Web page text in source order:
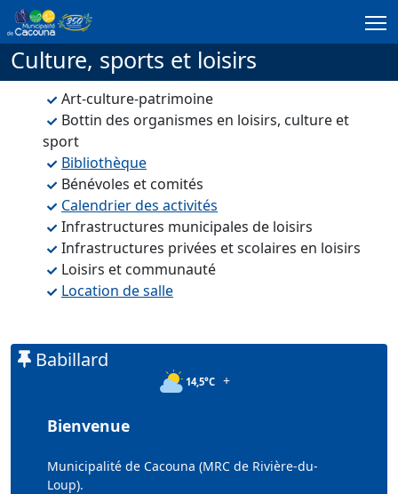
Passer au contenu principal
Culture, sports et loisirs
Art-culture-patrimoine
Bottin des organismes en loisirs, culture et
sport
Bibliothèque
Bénévoles et comités
Calendrier des activités
Infrastructures municipales de loisirs
Infrastructures privées et scolaires en loisirs
Loisirs et communauté
Location de salle
Babillard
14,5°C +
Bienvenue
Municipalité de Cacouna (MRC de Rivière-du-
Loup).